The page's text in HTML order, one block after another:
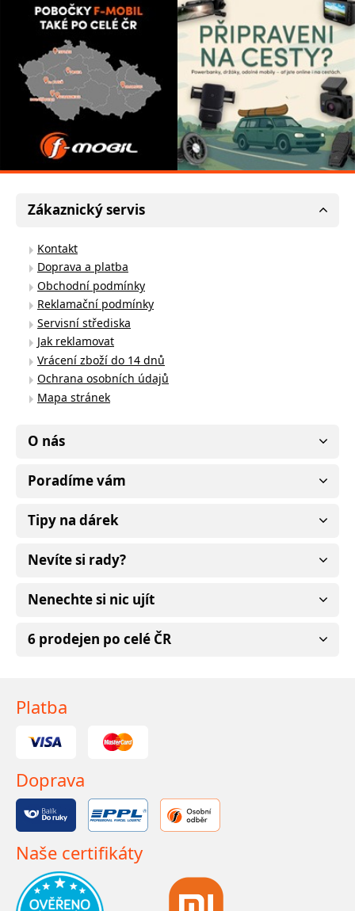
Zákaznický servis
Kontakt
Doprava a platba
Obchodní podmínky
Reklamační podmínky
Servisní střediska
Jak reklamovat
Vrácení zboží do 14 dnů
Ochrana osobních údajů
Mapa stránek
O nás
Poradíme vám
Tipy na dárek
Nevíte si rady?
Nenechte si nic ujít
6 prodejen po celé ČR
Platba
Doprava
Naše certifikáty